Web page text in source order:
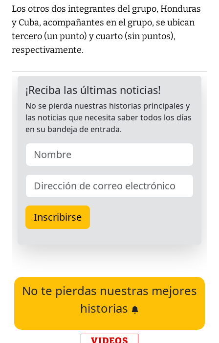
Los otros dos integrantes del grupo, Honduras
y Cuba, acompañantes en el grupo, se ubican
tercero (un punto) y cuarto (sin puntos),
respectivamente.
No te pierdas nuestras mejores
historias